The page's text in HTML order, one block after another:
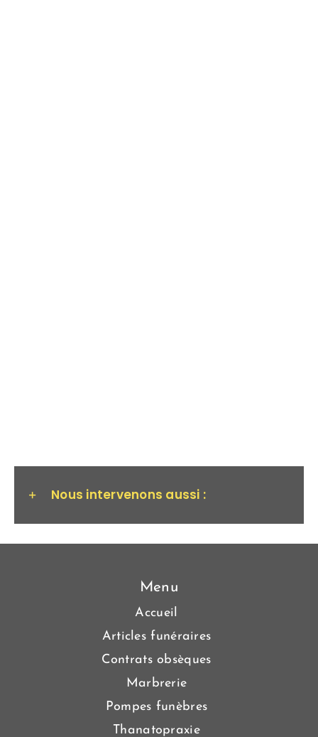
Nous intervenons aussi :
Menu
Accueil
Articles funéraires
Contrats obsèques
Marbrerie
Pompes funèbres
Thanatopraxie